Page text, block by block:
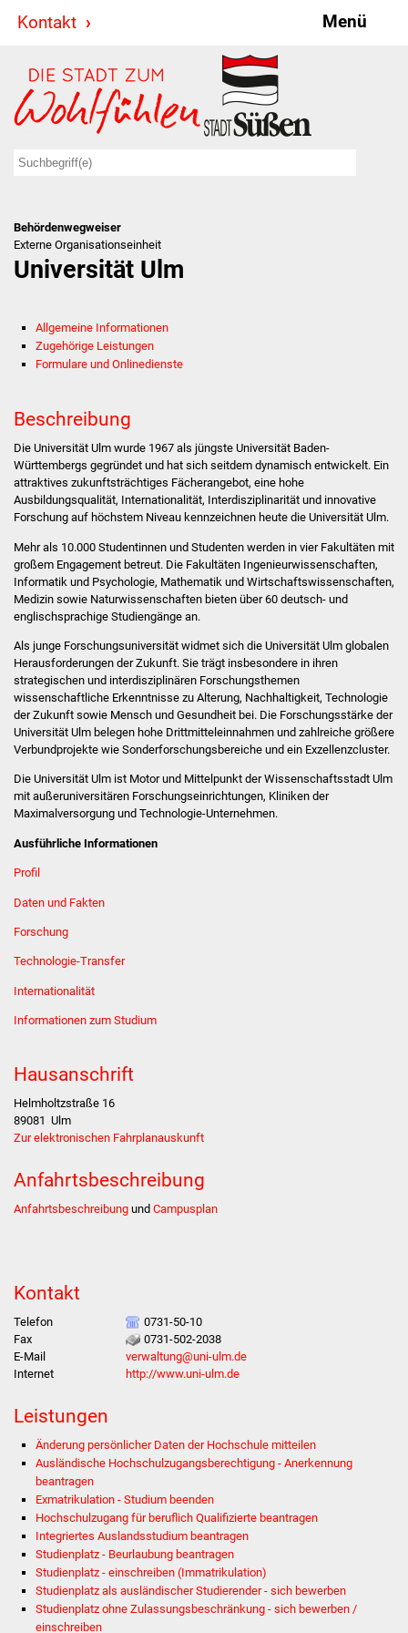
Kontakt Menü
Stadt & Politik
Bürgermeister
Stadtverwaltung
Ansprechpartner
Stellenangebote
Veröffentlichungen
Ortsrecht
FNP / Bebauungspläne
Wahlen
Presse
Bürger & Service
Lebenslagen
Bildung
Schulen
Kindergärten
Kolping-Musikschule
Behördenwegweiser
Externe Organisationseinheit
Universität Ulm
Allgemeine Informationen
Zugehörige Leistungen
Formulare und Onlinedienste
Beschreibung
Die Universität Ulm wurde 1967 als jüngste Universität Baden-
Württembergs gegründetund hat sich seitdem dynamisch entwickelt. Ein
attraktives zukunftsträchtiges Fächerangebot, eine hohe
Ausbildungsqualität, Internationalität, Interdisziplinarität und innovative
Forschungauf höchstem Niveau kennzeichnen heute die Universität Ulm.
Mehr als 10.000 Studentinnen und Studenten werden in vier Fakultäten mit
großem Engagement betreut. Die Fakultäten Ingenieurwissenschaften,
Informatik und Psychologie, Mathematik und Wirtschaftswissenschaften,
Medizinsowie Naturwissenschaftenbieten über 60 deutsch- und
englischsprachige Studiengängean.
Als junge Forschungsuniversität widmet sich die Universität Ulm globalen
Herausforderungen der Zukunft. Sie trägt insbesondere in ihren
strategischen und interdisziplinären Forschungsthemen
wissenschaftliche Erkenntnisse zu Alterung, Nachhaltigkeit, Technologie
der Zukunft sowie Mensch und Gesundheit bei. Die Forschungsstärke der
Universität Ulm belegen hohe Drittmitteleinnahmen und zahlreiche größere
Verbundprojekte wie Sonderforschungsbereicheund ein Exzellenzcluster.
Die Universität Ulm ist Motor und Mittelpunkt derWissenschaftsstadt Ulm
mit außeruniversitären Forschungseinrichtungen, Kliniken der
Maximalversorgung und Technologie-Unternehmen.
Ausführliche Informationen
Profil
Daten und Fakten
Forschung
Technologie-Transfer
Internationalität
Informationen zum Studium
Hausanschrift
Helmholtzstraße 16
89081 Ulm
Zur elektronischen Fahrplanauskunft
Anfahrtsbeschreibung
Anfahrtsbeschreibungund Campusplan
Kontakt
Telefon
0731-50-10
Fax
0731-502-2038
E-Mail
verwaltung@uni-ulm.de
Internet
http://www.uni-ulm.de
Leistungen
Änderung persönlicher Daten der Hochschule mitteilen
Ausländische Hochschulzugangsberechtigung - Anerkennung
beantragen
Exmatrikulation - Studium beenden
Hochschulzugang für beruflich Qualifizierte beantragen
Integriertes Auslandsstudium beantragen
Studienplatz - Beurlaubung beantragen
Studienplatz - einschreiben (Immatrikulation)
Studienplatz als ausländischer Studierender - sich bewerben
Studienplatz ohne Zulassungsbeschränkung - sich bewerben /
einschreiben